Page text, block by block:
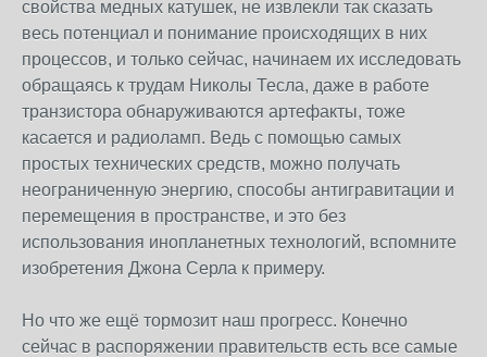
свойства медных катушек, не извлекли так сказать
весь потенциал и понимание происходящих в них
процессов, и только сейчас, начинаем их исследовать
обращаясь к трудам Николы Тесла, даже в работе
транзистора обнаруживаются артефакты, тоже
касается и радиоламп. Ведь с помощью самых
простых технических средств, можно получать
неограниченную энергию, способы антигравитации и
перемещения в пространстве, и это без
использования инопланетных технологий, вспомните
изобретения Джона Серла к примеру.
Но что же ещё тормозит наш прогресс. Конечно
сейчас в распоряжении правительств есть все самые